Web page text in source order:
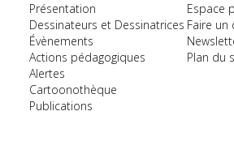
Présentation
Dessinateurs et Dessinatrices
Évènements
Actions pédagogiques
Alertes
Cartoonothèque
Publications
Espace
Faire un
Plan du